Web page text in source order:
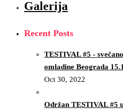
Galerija
Recent Posts
TESTIVAL #5 -
omladine Beograda
Oct 30, 2022
Održan TESTIVAL #5